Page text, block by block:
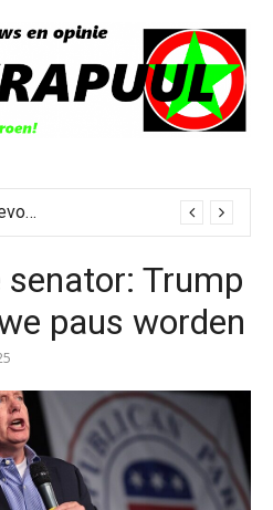
Bestorming Ceuta gevolg van op sociale media verspreide hoax?
Trump
paus worden